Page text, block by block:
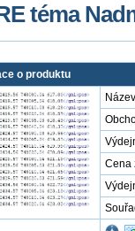
téma
o produktu
Název
Cena